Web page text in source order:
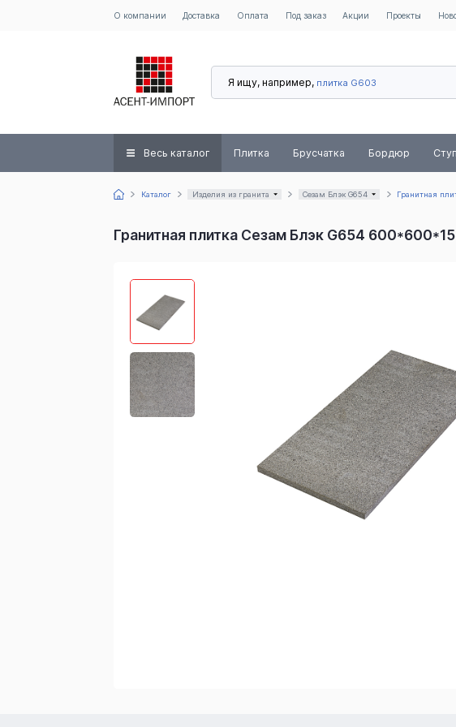
О компании Доставка Оплата Под заказ Акции Проекты
Я ищу, например, плитка G603
Весь каталог Плитка Брусчатка Бордюр
Каталог Изделия из гранита Сезам Блэк G654 Гранитная
Гранитная плитка Сезам Блэк G654